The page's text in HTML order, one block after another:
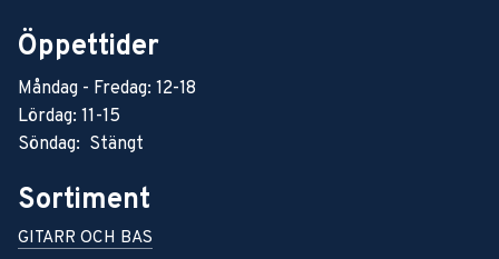
Öppettider
Måndag - Fredag: 12-18
Lördag: 11-15
Söndag: Stängt
Sortiment
GITARR OCH BAS